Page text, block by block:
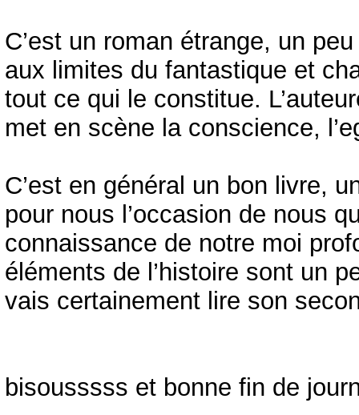
C’est un roman étrange, un
aux limites du fantastique et
tout ce qui le constitue.
met en scène la conscience,
C’est en général un bon livre,
pour nous l’occasion de nous
connaissance de notre moi
éléments de l’histoire sont un
vais certainement lire son
bisousssss et bonne fin de